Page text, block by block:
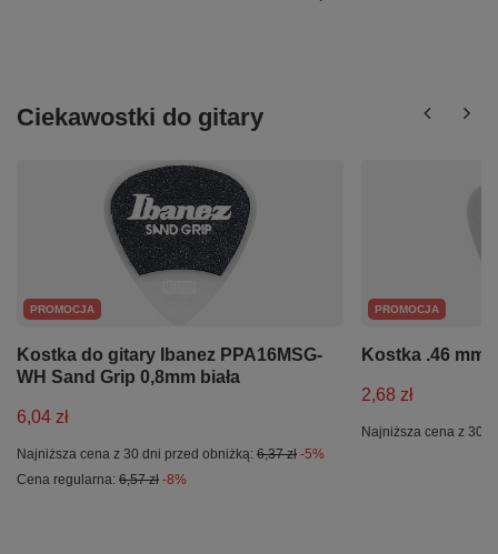
Ciekawostki do gitary
PROMOCJA
Kostka do gitary Ibanez PPA16MSG-
WH Sand Grip 0,8mm biała
6,04 zł
Najniższa cena z 30 dni przed obniżką: 6,37 zł -5%
Cena regularna: 6,57 zł -8%
PROMOCJA
Kostka .46 mm
2,68 zł
Najniższa cena z 30